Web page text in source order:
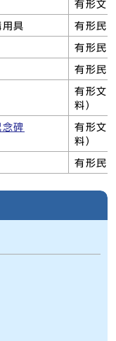
有形文
用具 有形民
有形民
有形民
有形文
料）
碑
有形文
料）
有形民